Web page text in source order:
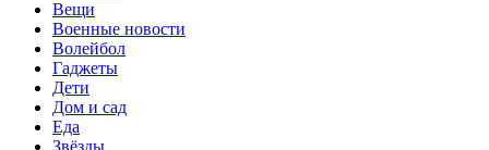
Вещи
Военные новости
Волейбол
Гаджеты
Дети
Дом и сад
Еда